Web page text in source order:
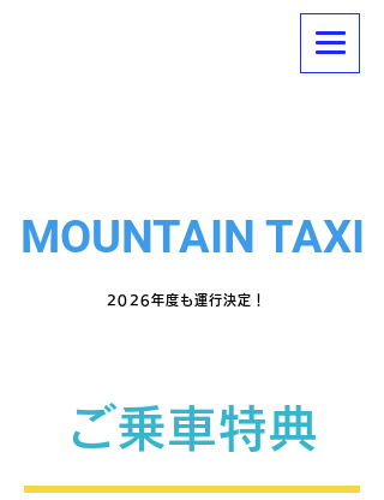
MOUNTAIN TAXI
2026年度も運行決定！
ご乗車特典